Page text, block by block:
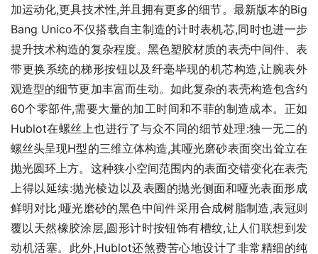
加运动化,更具技术性,并且拥有更多的细节。最新版本的Big
Bang Unico不仅搭载自主制造的计时表机芯,同时也进一步
提升技术构造的复杂程度。黑色塑胶材质的表壳中间件、表
带更换系统的梯形按钮以及纤毫毕现的机芯构造,让腕表外
观造型的细节更加丰富而生动。如此复杂的表壳构造包含约
60个零部件,需要大量的加工时间和不菲的制造成本。正如
Hublot在螺丝上也进行了与众不同的细节处理:独一无二的
螺丝头呈现H型的三维立体构造,其哑光磨砂表面突出耸立在
抛光圆环上方。这种狭小空间范围内的表面交错变化在表壳
上得以延续:抛光棱边以及表圈的抛光侧面和哑光表面形成
鲜明对比;哑光磨砂的黑色中间件采用合成树脂制造,表冠则
覆以天然橡胶涂层,圆形计时按钮饰有槽纹,让人们联想到发
动机活塞。此外,Hublot还煞费苦心地设计了非常精细的纯